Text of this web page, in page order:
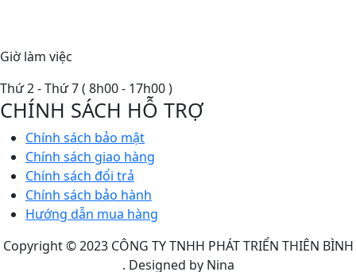
Giờ làm việc
Thứ 2 - Thứ 7 ( 8h00 - 17h00 )
CHÍNH SÁCH HỖ TRỢ
Chính sách bảo mật
Chính sách giao hàng
Chính sách đổi trả
Chính sách bảo hành
Hướng dẫn mua hàng
Copyright © 2023 CÔNG TY TNHH PHÁT TRIỂN THIÊN BÌNH
. Designed by Nina